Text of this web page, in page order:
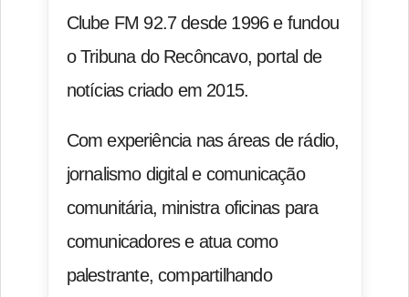
Clube FM 92.7 desde 1996 e fundou
o Tribuna do Recôncavo, portal de
notícias criado em 2015.
Com experiência nas áreas de rádio,
jornalismo digital e comunicação
comunitária, ministra oficinas para
comunicadores e atua como
palestrante, compartilhando